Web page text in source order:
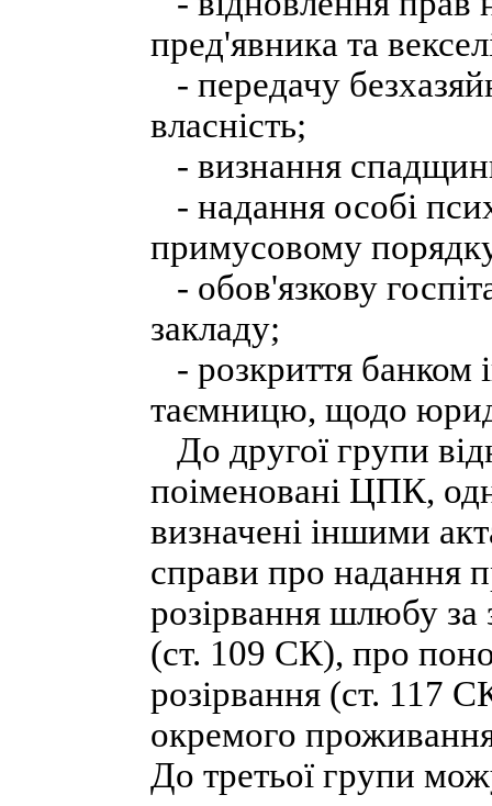
пред'явника та
- передачу
власність;
- визнання
- надання особі
примусовому
- обов'язкову
закладу;
- розкриття банком
таємницю, щодо
До другої групи
поіменовані ЦПК,
визначені іншими
справи про надання
розірвання шлюбу
(ст. 109 СК), про
розірвання (ст. 117
окремого
До третьої групи